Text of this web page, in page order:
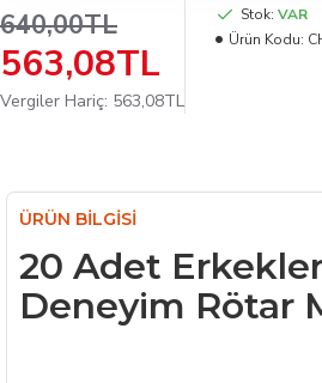
563,08TL
640,00TL
Vergiler Hariç: 563,08TL
Stok: VAR
Ürün Kodu:
ÜRÜN BILGISI
20 Adet
Deneyim Rötar